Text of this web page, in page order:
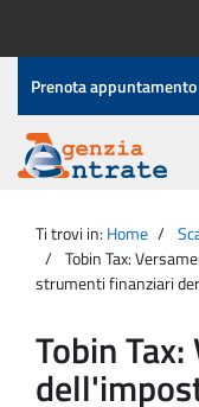
contenuto
Menu
di
servizio
Prenota appuntamento
Agenzia
Entrate
principale
Ti trovi in: Home
Tobin Tax:
strumenti finanziari
Tobin